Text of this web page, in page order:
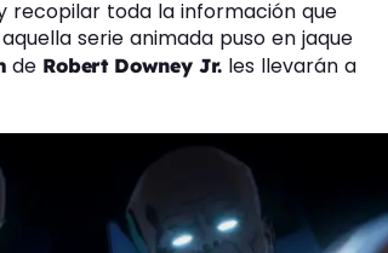
recopilar toda la información que
serie animada puso en jaque
de Robert Downey Jr. les llevarán a